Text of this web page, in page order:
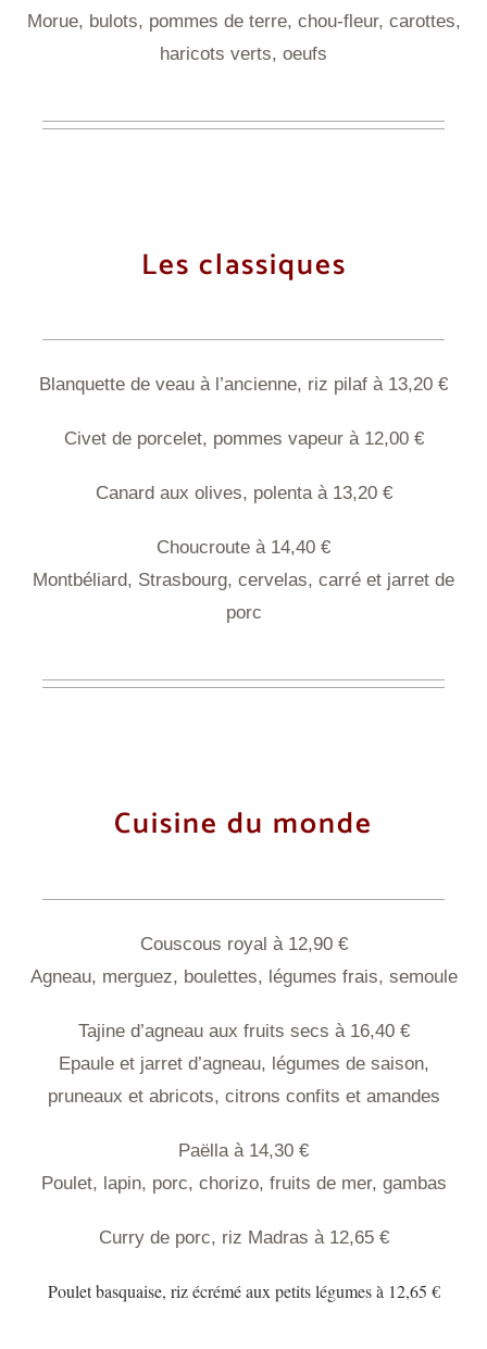
Morue, bulots, pommes de terre, chou-fleur, carottes,
haricots verts, oeufs
Les classiques
Blanquette de veau à l’ancienne, riz pilaf à 13,20 €
Civet de porcelet, pommes vapeur à 12,00 €
Canard aux olives, polenta à 13,20 €
Choucroute à 14,40 €
Montbéliard, Strasbourg, cervelas, carré et jarret de
porc
Cuisine du monde
Couscous royal à 12,90 €
Agneau, merguez, boulettes, légumes frais, semoule
Tajine d’agneau aux fruits secs à 16,40 €
Epaule et jarret d’agneau, légumes de saison,
pruneaux et abricots, citrons confits et amandes
Paëlla à 14,30 €
Poulet, lapin, porc, chorizo, fruits de mer, gambas
Curry de porc, riz Madras à 12,65 €
Poulet basquaise, riz écrémé aux petits légumes à 12,65 €